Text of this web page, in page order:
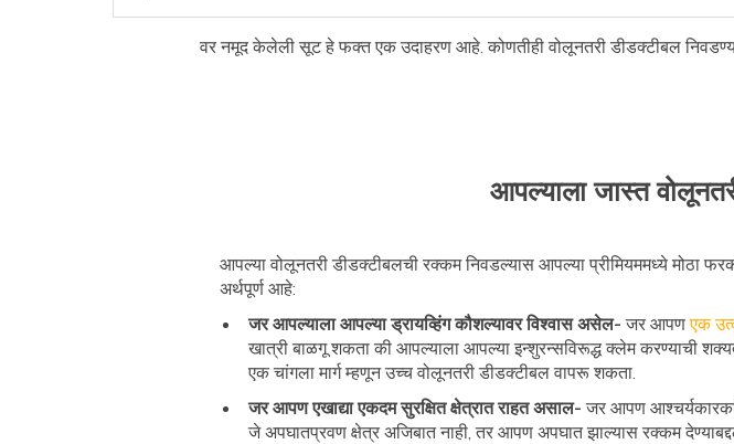
वर नमूद केलेली सूट हे फक्त एक उदाहरण आहे. कोणतीही वोलूनतरी डीडक्टीबल
आपल्याला जास्त
आपल्या वोलूनतरी डीडक्टीबलची रक्कम निवडल्यास आपल्या प्रीमियममध्ये मोठा
अर्थपूर्ण आहे:
जर आपल्याला आपल्या ड्रायव्हिंग कौशल्यावर विश्वास असेल-जर आपणएक
खात्री बाळगू शकता की आपल्याला आपल्या इन्शुरन्सविरूद्ध क्लेम करण्याची
एक चांगला मार्ग म्हणून उच्च वोलूनतरी डीडक्टीबल वापरू शकता.
जर आपण एखाद्या एकदम सुरक्षित क्षेत्रात राहत असाल-जर आपण
जे अपघातप्रवण क्षेत्र अजिबात नाही, तर आपण अपघात झाल्यास रक्कम